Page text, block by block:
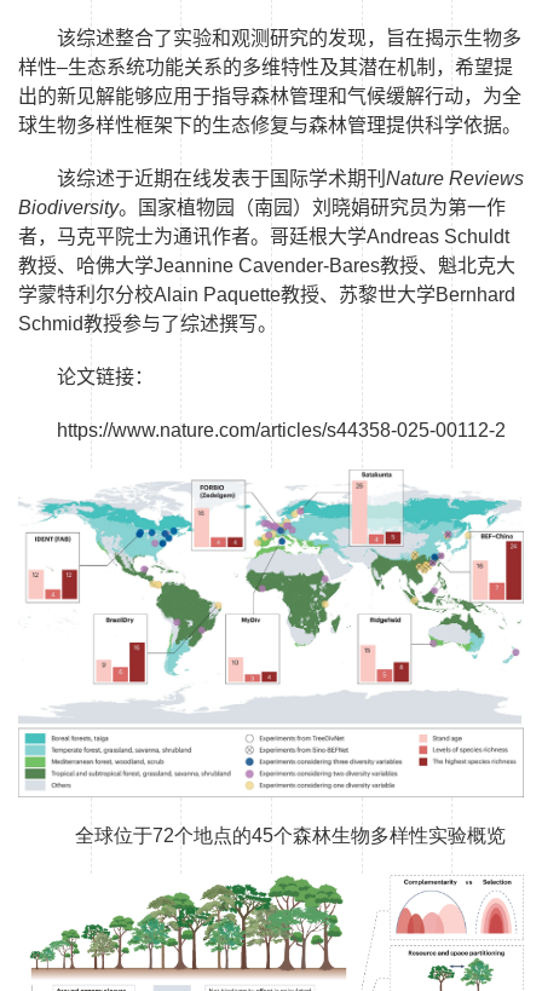
该综述整合了实验和观测研究的发现，旨在揭示生物多
样性–生态系统功能关系的多维特性及其潜在机制，希望提
出的新见解能够应用于指导森林管理和气候缓解行动，为全
球生物多样性框架下的生态修复与森林管理提供科学依据。
该综述于近期在线发表于国际学术期刊 Nature Reviews
Biodiversity。 国家植物园（南园） 刘晓娟研究员为第一作
者，马克平院士为通讯作者。哥廷根大学Andreas Schuldt
教授、哈佛大学Jeannine Cavender-Bares教授、魁北克大
学蒙特利尔分校Alain Paquette教授、苏黎世大学Bernhard
Schmid教授参与了综述撰写。
论文链接：
https://www.nature.com/articles/s44358-025-00112-2
全球位于72个地点的45个森林生物多样性实验概览